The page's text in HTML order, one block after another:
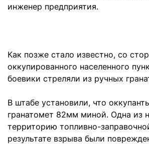
инженер предприятия.
Как позже стало известно, со
оккупированного населенного
боевики стреляли из ручных
В штабе установили, что
гранатомет 82мм миной. Одна из
территорию топливно-
результате взрыва были